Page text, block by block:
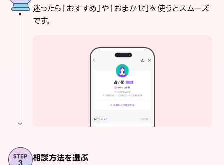
迷ったら「おすすめ」や「おまかせ」を使うとスムーズ
です。
相談方法を選ぶ